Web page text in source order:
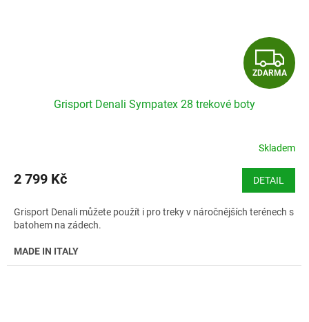
Z
D
R
M
A
ZDARMA
Grisport Denali Sympatex 28 trekové boty
Skladem
2 799 Kč DETAIL
Grisport Denali můžete použít i pro treky v náročnějších terénech s
batohem na zádech.
MADE IN ITALY